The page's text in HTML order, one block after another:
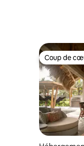
Coup de
Coup de